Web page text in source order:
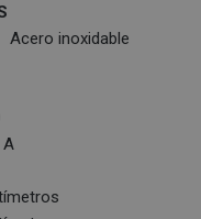
Acero inoxidable
A